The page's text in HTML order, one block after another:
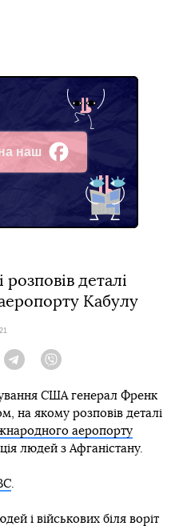
наш
деталі
Кабулу
Telegram
США генерал Френк
на якому розповів деталі
аеропорту
людей з Афганістану.
.
і військових біля воріт